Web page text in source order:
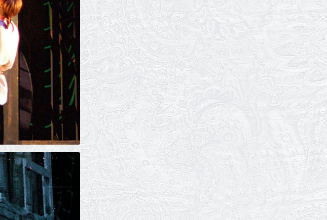
30.05.2026
Ювілей Станіслава Зайцева
28.05.2026
Вітаємо Олександра Кабакова
з прем'єрою!
19.05.2026
Ювілей Володимира
Кондратьєва
18.05.2026
Шукаємо інженерів і техніків
17.05.2026
Ювілей Валентини Бородіної
13.05.2026
Конкурс на заміщення
вакантних посад
12.05.2026
Ювілей Світлани Коцюренко